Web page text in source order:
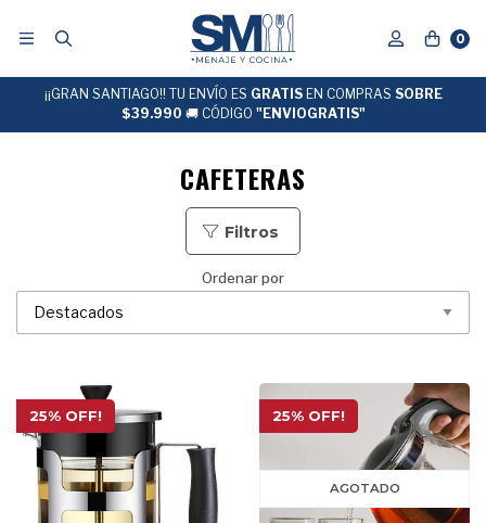
0
¡¡GRAN SANTIAGO!! TU ENVÍO ES GRATISEN COMPRAS SOBRE
$39.990 🚚 CÓDIGO "ENVIOGRATIS"
DESPACHO EXPRESS 24 hrs hábiles
CAFETERAS
Filtros
Ordenar por
25% OFF! 25% OFF!
AGOTADO